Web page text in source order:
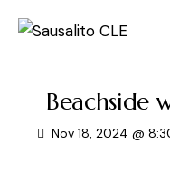
Beachside
Nov 18, 2024 @